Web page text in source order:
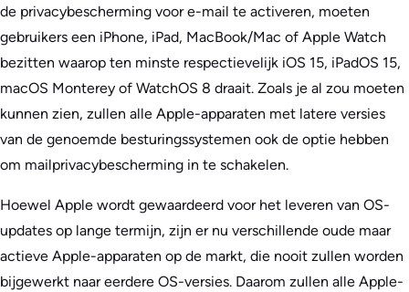
de privacybescherming voor e-mail te activeren, moeten
gebruikers een iPhone, iPad, MacBook/Mac of Apple Watch
bezitten waarop ten minste respectievelijk iOS 15, iPadOS 15,
macOS Monterey of WatchOS 8 draait. Zoals je al zou moeten
kunnen zien, zullen alle Apple-apparaten met latere versies
van de genoemde besturingssystemen ook de optie hebben
om mailprivacybescherming in te schakelen.
Hoewel Apple wordt gewaardeerd voor het leveren van OS-
updates op lange termijn, zijn er nu verschillende oude maar
actieve Apple-apparaten op de markt, die nooit zullen worden
bijgewerkt naar eerdere OS-versies. Daarom zullen alle Apple-